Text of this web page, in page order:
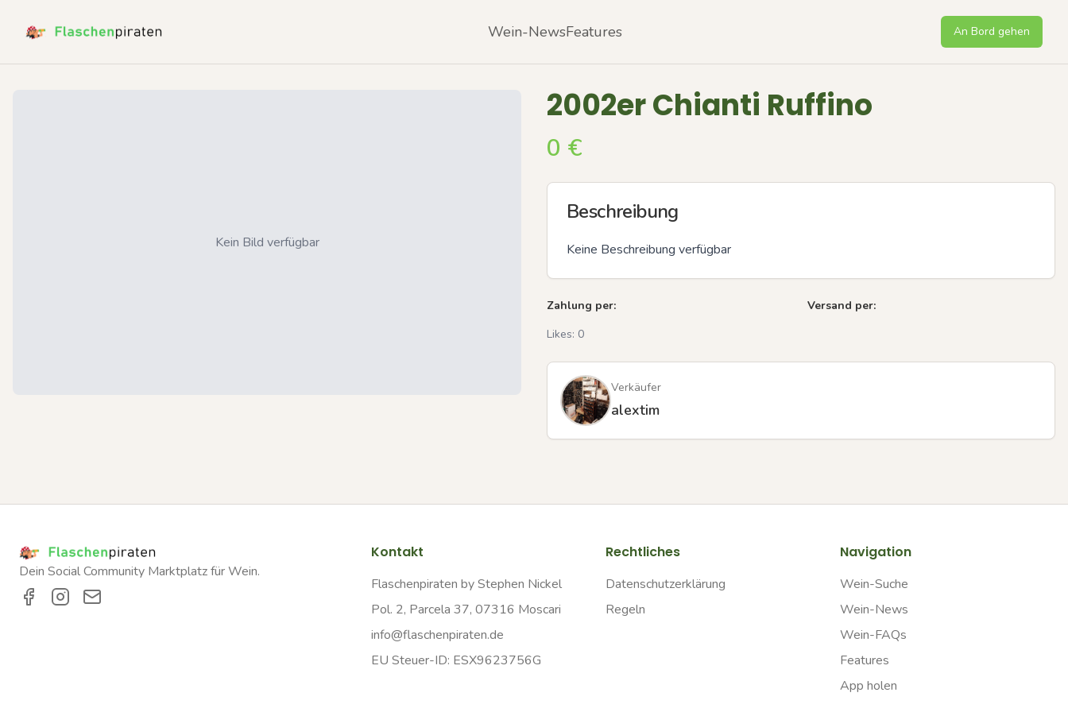
Wein-NewsFeatures An Bord gehen
Kein Bild verfügbar
2002er Chianti Ruffino
0 €
Beschreibung
Keine Beschreibung verfügbar
Zahlung per:
Versand per:
Likes: 0
Verkäufer
alextim
Dein Social Community Marktplatz für Wein.
Kontakt
Flaschenpiraten by Stephen Nickel
Pol. 2, Parcela 37, 07316 Moscari
info@flaschenpiraten.de
EU Steuer-ID: ESX9623756G
Rechtliches
Datenschutzerklärung
Regeln
Navigation
Wein-Suche
Wein-News
Wein-FAQs
Features
App holen